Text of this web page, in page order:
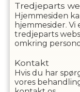
Tredjeparts
Hjemmesiden
hjemmesider. Vi
tredjeparts
omkring
Kontakt
Hvis du har
vores